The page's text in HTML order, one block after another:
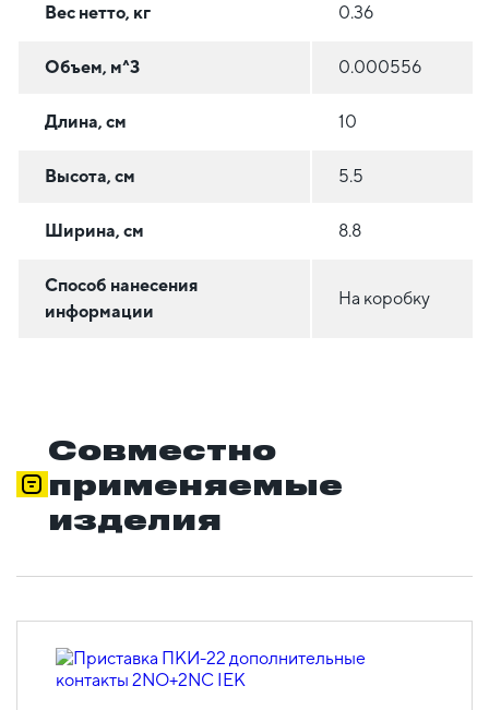
Вес нетто, кг 0.36
Объем, м^3 0.000556
Длина, см 10
Высота, см 5.5
Ширина, см 8.8
Способ нанесения
информации
На коробку
Совместно
применяемые
изделия